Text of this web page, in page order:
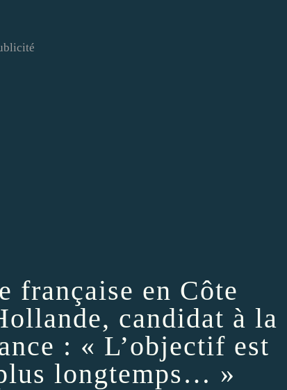
française en Côte
candidat à la
: « L’objectif est
longtemps… »